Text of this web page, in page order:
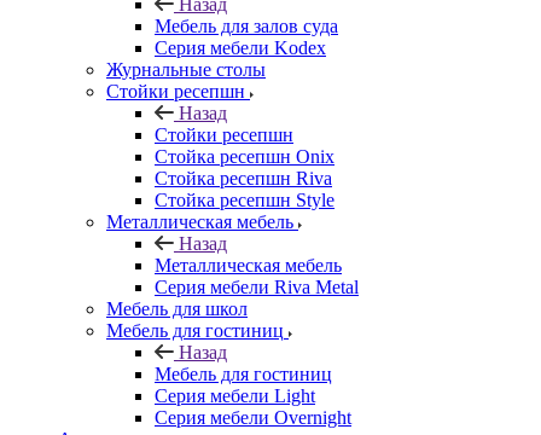
Назад
Мебель для залов суда
Серия мебели Kodex
Журнальные столы
Стойки ресепшн
Назад
Стойки ресепшн
Стойка ресепшн Onix
Стойка ресепшн Riva
Стойка ресепшн Style
Металлическая мебель
Назад
Металлическая мебель
Серия мебели Riva Metal
Мебель для школ
Мебель для гостиниц
Назад
Мебель для гостиниц
Серия мебели Light
Серия мебели Overnight